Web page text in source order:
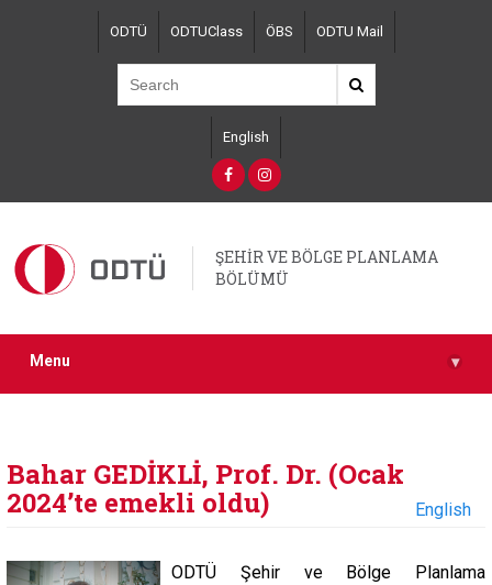
ODTÜ ODTUClass ÖBS ODTU Mail
English
ŞEHİR VE BÖLGE PLANLAMA
BÖLÜMÜ
Menu ▾
Bahar GEDİKLİ, Prof. Dr. (Ocak
2024’te emekli oldu)
English
ODTÜ Şehir ve Bölge Planlama